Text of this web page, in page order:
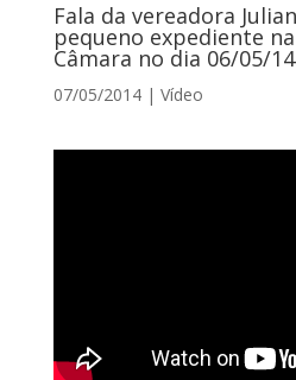
Fala da vereadora
pequeno expediente na
Câmara no dia 06/05/14
07/05/2014| Vídeo